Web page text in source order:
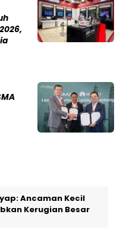
Ancaman Kecil
Kerugian Besar